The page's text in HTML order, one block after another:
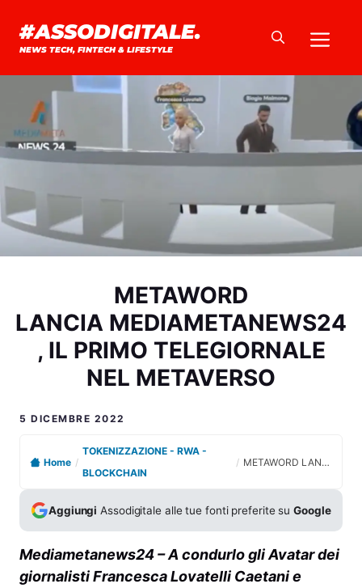
contenuto
#ASSODIGITALE.
NEWS TECH, FINTECH & LIFESTYLE
METAWORD
LANCIA MEDIAMETANEWS24
, IL PRIMO TELEGIORNALE
NEL METAVERSO
5 DICEMBRE 2022
Home /
TOKENIZZAZIONE - RWA -
BLOCKCHAIN
/ METAWORD LANCIA MEDIAMETANEWS24, IL PRIMO TELEGIORNALE NEL METAVERSO
Aggiungi Assodigitale alle tue fonti preferite suGoogle
Mediametanews24 – A condurlo gli Avatar dei
giornalisti Francesca Lovatelli Caetani e